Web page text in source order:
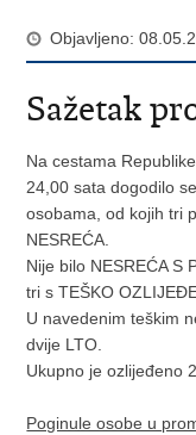
Objavljeno:
Sažetak
Na cestama
24,00 sata dogodilo
osobama, od kojih tri
NESREĆA.
Nije bilo NESREĆA S
tri s TEŠKO
U navedenim teškim
dvije LTO.
Ukupno je ozlijeđeno
Poginule osobe u